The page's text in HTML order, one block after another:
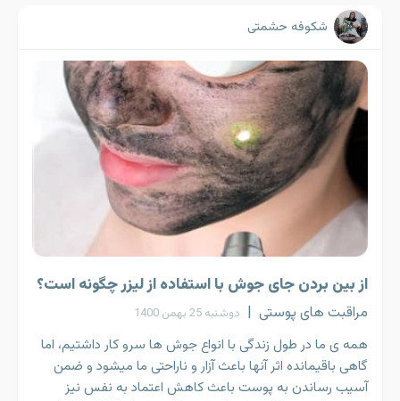
شکوفه حشمتی
از بین بردن جای جوش با استفاده از لیزر چگونه است؟
مراقبت های پوستی | دوشنبه 25 بهمن 1400
همه ی ما در طول زندگی با انواع جوش ها سرو کار داشتیم، اما
گاهی باقیمانده اثر آنها باعث آزار و ناراحتی ما میشود و ضمن
آسیب رساندن به پوست باعث کاهش اعتماد به نفس نیز